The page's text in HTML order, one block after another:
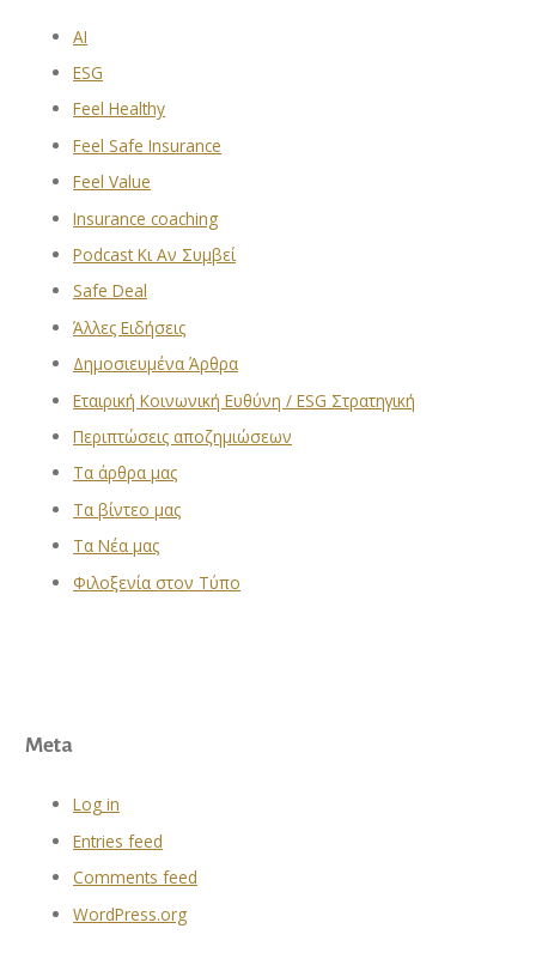
AI
ESG
Feel Healthy
Feel Safe Insurance
Feel Value
Insurance coaching
Podcast Κι Αν Συμβεί
Safe Deal
Άλλες Ειδήσεις
Δημοσιευμένα Άρθρα
Εταιρική Κοινωνική Ευθύνη / ESG Στρατηγική
Περιπτώσεις αποζημιώσεων
Τα άρθρα μας
Τα βίντεο μας
Τα Νέα μας
Φιλοξενία στον Τύπο
Meta
Log in
Entries feed
Comments feed
WordPress.org